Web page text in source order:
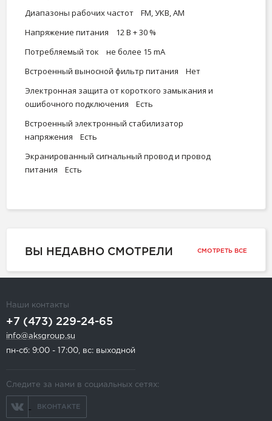
Диапазоны рабочих частот FM, УКВ, АМ
Напряжение питания 12 В + 30 %
Потребляемый ток не более 15 mA
Встроенный выносной фильтр питания Нет
Электронная защита от короткого замыкания и
ошибочного подключения Есть
Встроенный электронный стабилизатор
напряжения Есть
Экранированный сигнальный провод и провод
питания Есть
ВЫ НЕДАВНО СМОТРЕЛИ СМОТРЕТЬ ВСЕ
Наши контакты
+7 (473) 229-24-65
info@aksgroup.su
пн-сб: 9:00 - 17:00, вс: выходной
Следите за нами в социальных сетях:
ВКОНТАКТЕ